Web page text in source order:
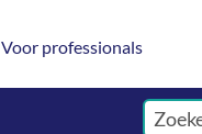
Voor professionals